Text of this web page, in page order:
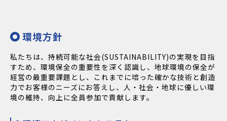
環境方針
私たちは、持続可能な社会(SUSTAINABILITY)の実現を目指
すため、環境保全の重要性を深く認識し、地球環境の保全が
経営の最重要課題とし、これまでに培った確かな技術と創造
力でお客様のニーズにお答えし、人・社会・地球に優しい環
境の維持、向上に全員参加で貢献します。